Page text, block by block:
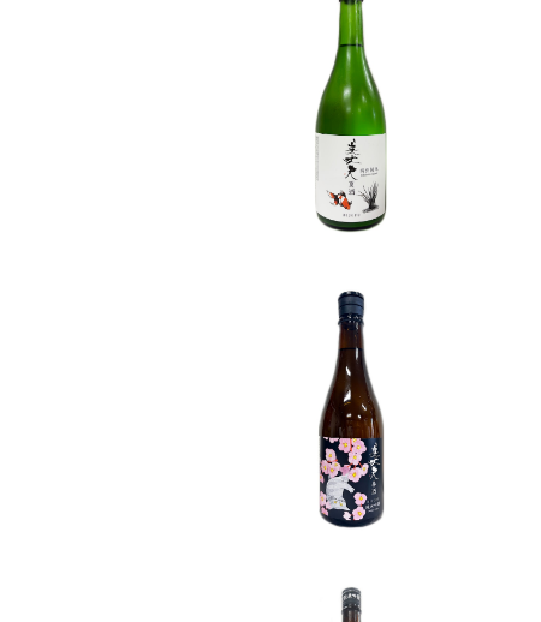
美丈夫 特別純米 夏酒 720
¥1,800
SOLD OUT
美丈夫 純米吟醸 春酒 720
ml
¥1,800
SOLD OUT